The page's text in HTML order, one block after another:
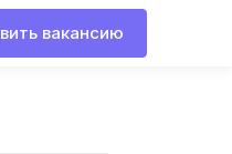
вакансию